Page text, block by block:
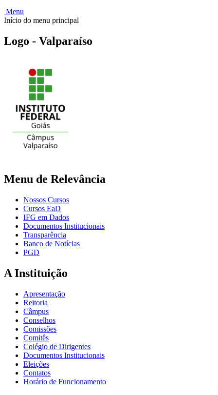
Menu
Início do menu principal
Logo - Valparaíso
Menu de Relevância
Nossos Cursos
Cursos EaD
IFG em Dados
Documentos Institucionais
Transparência
Banco de Notícias
PGD
A Instituição
Apresentação
Reitoria
Câmpus
Conselhos
Comissões
Comitês
Colégio de Dirigentes
Documentos Institucionais
Eleições
Contatos
Horário de Funcionamento